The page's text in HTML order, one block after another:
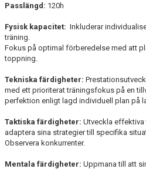
Passlängd: 120h
Fysisk kapacitet: Inkluderar
träning.
Fokus på optimal förberedelse med att
toppning.
Tekniska färdigheter:
med ett prioriterat träningsfokus på en
perfektion enligt lagd individuell plan på
Taktiska färdigheter: Utveckla effektiva
adaptera sina strategier till specifika
Observera konkurrenter.
Mentala färdigheter: Uppmana till att